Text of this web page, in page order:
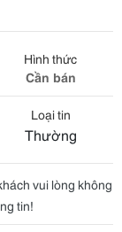
Hình thức
Cần bán
Loại tin
Thường
vui lòng không
tin!